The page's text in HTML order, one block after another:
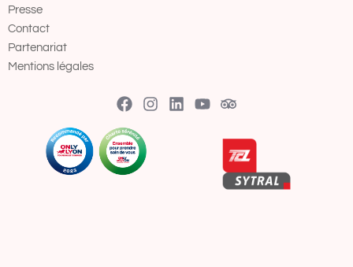
Presse
Contact
Partenariat
Mentions légales